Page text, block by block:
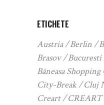
ETICHETE
Austria Berlin
Brasov
Bucuresti
Băneasa
City-Break
Cluj
Creart